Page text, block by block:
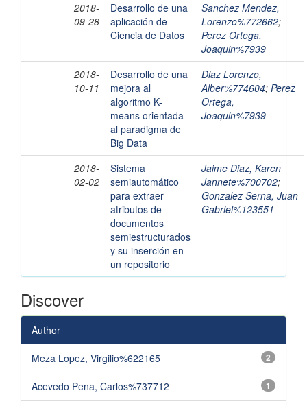
2018-
09-28
Desarrollo de una
aplicación de
Ciencia de Datos
Sanchez Mendez,
Lorenzo%772662;
Perez Ortega,
Joaquin%7939
2018-
10-11
Desarrollo de una
mejora al
algoritmo K-
means orientada
al paradigma de
Big Data
Diaz Lorenzo,
Alber%774604; Perez
Ortega,
Joaquin%7939
2018-
02-02
Sistema
semiautomático
para extraer
atributos de
documentos
semiestructurados
y su inserción en
un repositorio
Jaime Diaz, Karen
Jannete%700702;
Gonzalez Serna, Juan
Gabriel%123551
Discover
Author
2
Meza Lopez, Virgilio%622165
1
Acevedo Pena, Carlos%737712